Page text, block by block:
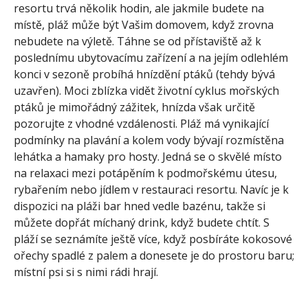
resortu trvá několik hodin, ale jakmile budete na
místě, pláž může být Vašim domovem, když zrovna
nebudete na výletě. Táhne se od přístaviště až k
poslednímu ubytovacímu zařízení a na jejím odlehlém
konci v sezoně probíhá hnízdění ptáků (tehdy bývá
uzavřen). Moci zblízka vidět životní cyklus mořských
ptáků je mimořádný zážitek, hnízda však určitě
pozorujte z vhodné vzdálenosti. Pláž má vynikající
podmínky na plavání a kolem vody bývají rozmístěna
lehátka a hamaky pro hosty. Jedná se o skvělé místo
na relaxaci mezi potápěním k podmořskému útesu,
rybařením nebo jídlem v restauraci resortu. Navíc je k
dispozici na pláži bar hned vedle bazénu, takže si
můžete dopřát míchaný drink, když budete chtít. S
pláží se seznámíte ještě více, když posbíráte kokosové
ořechy spadlé z palem a donesete je do prostoru baru;
místní psi si s nimi rádi hrají.